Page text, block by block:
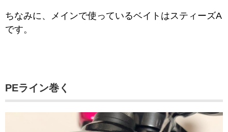
ちなみに、メインで使っているベイトはスティーズA
です。
PEライン巻く